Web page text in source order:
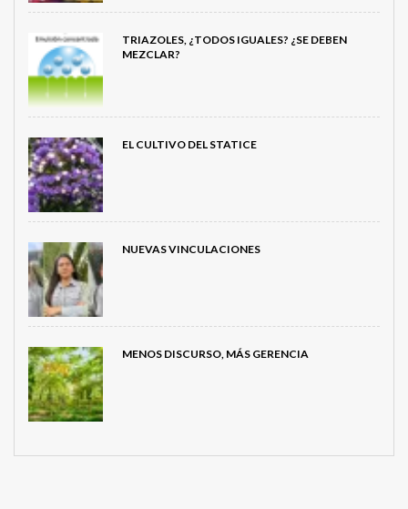
TRIAZOLES, ¿TODOS IGUALES? ¿SE DEBEN
MEZCLAR?
EL CULTIVO DEL STATICE
NUEVAS VINCULACIONES
MENOS DISCURSO, MÁS GERENCIA